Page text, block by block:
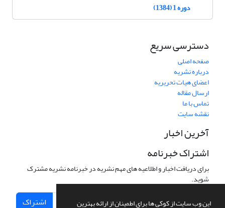
این وب سایت از کوکی ها برای اطمینان از ارائه بهترین
دوره 1 (1384)
دسترسی سریع
صفحه اصلی
درباره نشریه
اعضای هیات تحریریه
ارسال مقاله
تماس با ما
نقشه سایت
آخرین اخبار
اشتراک خبرنامه
برای دریافت اخبار و اطلاعیه های مهم نشریه در خبرنامه نشریه مشترک
شوید.
اشتراک